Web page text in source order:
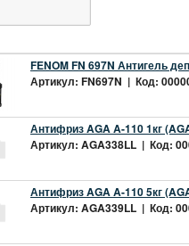
FENOM FN 697N Антигель
Артикул: FN697N | Код:
Антифриз AGA A-110 1кг
Артикул: AGA338LL | Код:
Антифриз AGA A-110 5кг
Артикул: AGA339LL | Код: